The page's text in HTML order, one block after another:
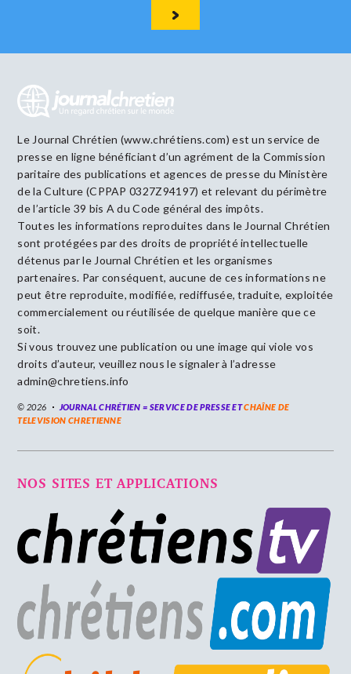
Le Journal Chrétien (www.chrétiens.com) est un service de
presse en ligne bénéficiant d’un agrément de la Commission
paritaire des publications et agences de presse du Ministère
de la Culture (CPPAP 0327Z94197) et relevant du périmètre
de l’article 39 bis A du Code général des impôts.
Toutes les informations reproduites dans le Journal Chrétien
sont protégées par des droits de propriété intellectuelle
détenus par le Journal Chrétien et les organismes
partenaires. Par conséquent, aucune de ces informations ne
peut être reproduite, modifiée, rediffusée, traduite, exploitée
commercialement ou réutilisée de quelque manière que ce
soit.
Si vous trouvez une publication ou une image qui viole vos
droits d’auteur, veuillez nous le signaler à l’adresse
admin@chretiens.info
© 2026 JOURNAL CHRÉTIEN = SERVICE DE PRESSE ETCHAÎNE DE
TELEVISION CHRETIENNE
NOS SITES ET APPLICATIONS